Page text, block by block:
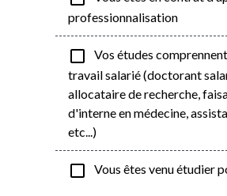
professionnalisation
check_box_outline_blank
Vos études
travail salarié (doctorant
allocataire de recherche,
d'interne en médecine,
etc...)
check_box_outline_blank Vous êtes venu étudier